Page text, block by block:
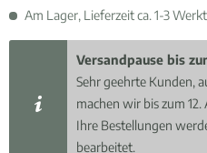
Am Lager, Lieferzeit ca. 1-3
Versandpause bis
Sehr geehrte Kunden,
machen wir bis zum
Ihre Bestellungen
bearbeitet.